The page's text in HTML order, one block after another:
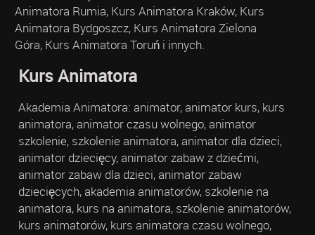
Animatora Rumia, Kurs Animatora Kraków, Kurs
Animatora Bydgoszcz, Kurs Animatora Zielona
Góra, Kurs Animatora Toruń i innych.
Kurs Animatora
Akademia Animatora: animator, animator kurs, kurs
animatora, animator czasu wolnego, animator
szkolenie, szkolenie animatora, animator dla dzieci,
animator dziecięcy, animator zabaw z dziećmi,
animator zabaw dla dzieci, animator zabaw
dziecięcych, akademia animatorów, szkolenie na
animatora, kurs na animatora, szkolenie animatorów,
kurs animatorów, kurs animatora czasu wolnego,